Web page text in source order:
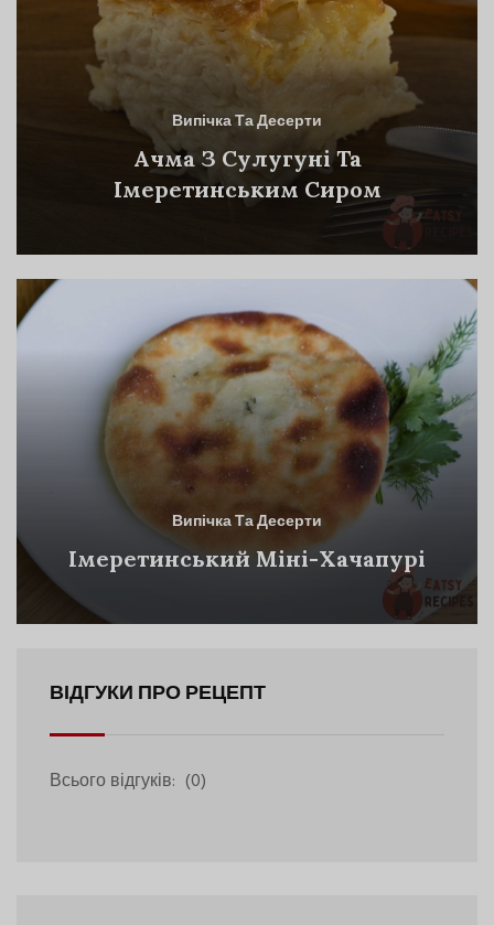
Випічка Та Десерти
Ачма З Сулугуні Та
Імеретинським Сиром
Випічка Та Десерти
Імеретинський Міні-Хачапурі
ВІДГУКИ ПРО РЕЦЕПТ
Всього відгуків: (0)